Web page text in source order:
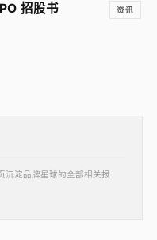
招股书 资讯
沉淀品牌星球的全部相关报